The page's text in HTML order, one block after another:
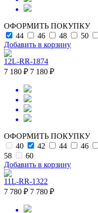
ОФОРМИТЬ ПОКУПКУ
44
46 48 50
Добавить в корзину
12L-RR-1874
7 180 ₽ 7 180 ₽
ОФОРМИТЬ ПОКУПКУ
40
42 44 46
58
60
Добавить в корзину
11L-RR-1322
7 780 ₽ 7 780 ₽